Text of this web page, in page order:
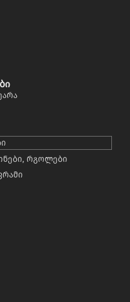
რგოლები